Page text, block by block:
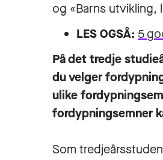
og «Barns
LES OGSÅ: 5
På det tredje
du velger
ulike
fordypningsemner
Som